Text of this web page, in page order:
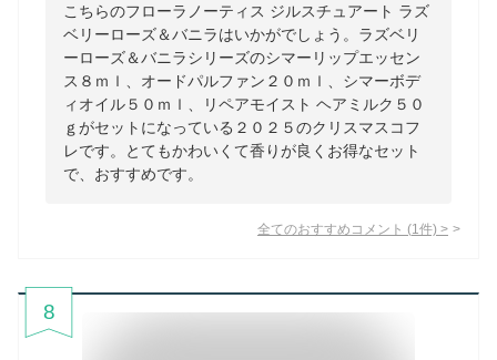
こちらのフローラノーティス ジルスチュアート ラズ
ベリーローズ＆バニラはいかがでしょう。ラズベリ
ーローズ＆バニラシリーズのシマーリップエッセン
ス８ｍｌ、オードパルファン２０ｍｌ、シマーボデ
ィオイル５０ｍｌ、リペアモイスト ヘアミルク５０
ｇがセットになっている２０２５のクリスマスコフ
レです。とてもかわいくて香りが良くお得なセット
で、おすすめです。
全てのおすすめコメント (1 件) >
8